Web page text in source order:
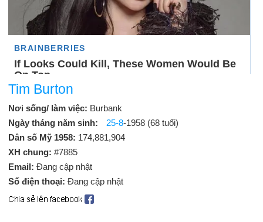
Tim Burton
Nơi sống/ làm việc: Burbank
Ngày tháng năm sinh:
25-8-1958 (68 tuổi)
Dân số Mỹ 1958: 174,881,904
XH chung: #7885
Email: Đang cập nhật
Số điện thoại: Đang cập nhật